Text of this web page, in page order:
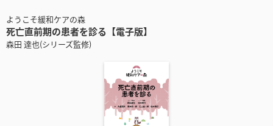
ようこそ緩和ケアの森
死亡直前期の患者を診る【電子版】
森田 達也(シリーズ監修)